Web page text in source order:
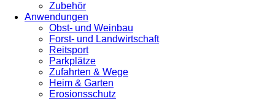
Zubehör
Anwendungen
Obst- und Weinbau
Forst- und Landwirtschaft
Reitsport
Parkplätze
Zufahrten & Wege
Heim & Garten
Erosionsschutz